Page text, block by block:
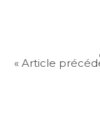
« Article